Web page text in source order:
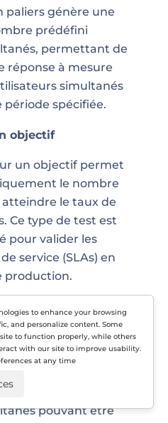
paliers génère une
prédéfini
permettant de
réponse à mesure
simultanés
spécifiée.
objectif
un objectif permet
le nombre
le taux de
Ce type de test est
pour valider les
service (SLAs) en
production.
dynamique permet
utilisateur en
un test. Vous
nombre pré-défini
pouvant être
to enhance your browsing
and personalize content. Some
to function properly, while others
with our site to improve usability.
at any time